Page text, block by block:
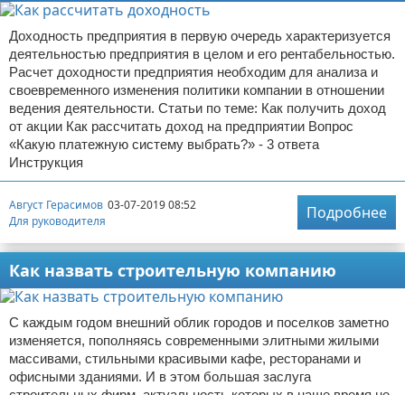
Доходность предприятия в первую очередь характеризуется
деятельностью предприятия в целом и его рентабельностью.
Расчет доходности предприятия необходим для анализа и
своевременного изменения политики компании в отношении
ведения деятельности. Статьи по теме: Как получить доход
от акции Как рассчитать доход на предприятии Вопрос
«Какую платежную систему выбрать?» - 3 ответа
Инструкция
Август Герасимов 03-07-2019 08:52
Для руководителя
Подробнее
Как назвать строительную компанию
С каждым годом внешний облик городов и поселков заметно
изменяется, пополняясь современными элитными жилыми
массивами, стильными красивыми кафе, ресторанами и
офисными зданиями. И в этом большая заслуга